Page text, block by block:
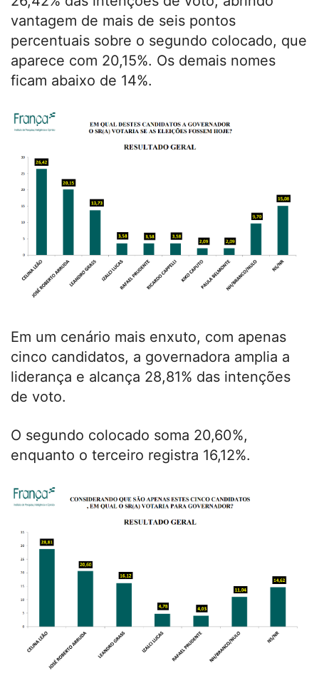
vantagem de mais de seis pontos
percentuais sobre o segundo colocado, que
aparece com 20,15%. Os demais nomes
ficam abaixo de 14%.
Em um cenário mais enxuto, com apenas
cinco candidatos, a governadora amplia a
liderança e alcança 28,81% das intenções
de voto.
O segundo colocado soma 20,60%,
enquanto o terceiro registra 16,12%.